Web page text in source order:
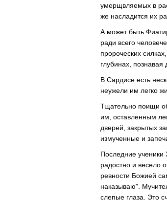
умерщвляемых в
же насладится их
А может быть
ради всего
пророческих
глубинax,
В Сардисе есть
неужели им легко
Тщательно поищи
им, оставленным
дверeй, закрытыx
измученныe и
Последние ученики
радостно и весело
ревности Божией
наказываю".
слепые глаза. Это